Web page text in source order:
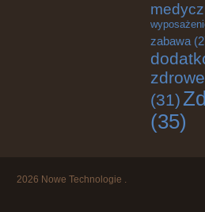
zabawa
(31)
(35)
2026 Nowe Technologie .